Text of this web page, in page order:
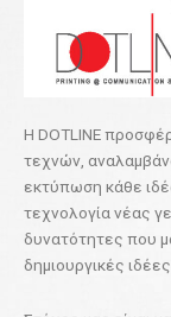
H DOTLINE
τεχνών,
εκτύπωση κάθε
τεχνολογία νέας
δυνατότητες που
δημιουργικές